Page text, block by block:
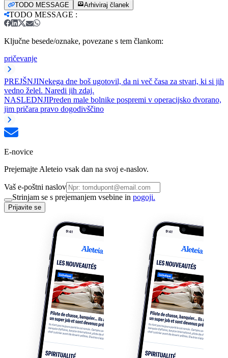
TODO MESSAGE Arhiviraj članek
TODO MESSAGE :
Ključne besede/oznake, povezane s tem člankom:
pričevanje
PREJŠNJINekega dne boš ugotovil, da ni več časa za stvari, ki si jih
vedno želel. Naredi jih zdaj.
NASLEDNJIPreden male bolnike pospremi v operacijsko dvorano,
jim pričara pravo dogodivščino
E-novice
Prejemajte Aleteio vsak dan na svoj e-naslov.
Vaš e-poštni naslov
Strinjam se s prejemanjem vsebine in pogoji.
Prijavite se